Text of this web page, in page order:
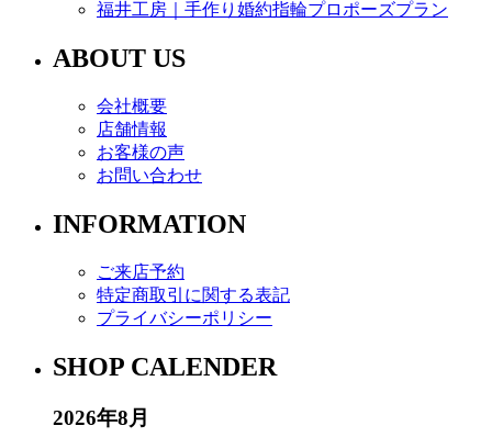
福井工房｜手作り婚約指輪プロポーズプラン
ABOUT US
会社概要
店舗情報
お客様の声
お問い合わせ
INFORMATION
ご来店予約
特定商取引に関する表記
プライバシーポリシー
SHOP CALENDER
2026年8月